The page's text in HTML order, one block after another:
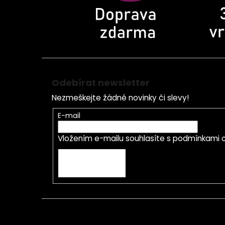
Odebírat newsletter
Nezmeškejte žádné novinky či slevy!
E-mail
Vložením e-mailu souhlasíte s podmínkami